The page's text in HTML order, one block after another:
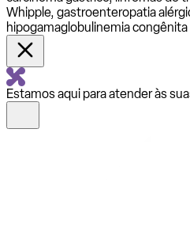
Whipple, gastroenteropatia
hipogamaglobulinemia
Estamos aqui para atender às